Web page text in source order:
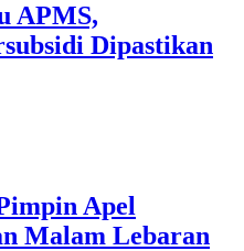
APMS,
Dipastikan
Apel
Malam Lebaran